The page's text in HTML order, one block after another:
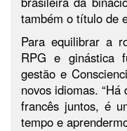
também o título de
Para equilibrar a
RPG e ginástica
gestão e
novos idiomas.
francês juntos, é
tempo e